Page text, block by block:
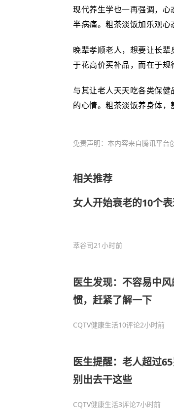
现代养生学也一再强调，
半病痛。粗茶淡饭加乐观心
晚辈孝顺老人，想要让长
于花高价买补品，而在于规
与其让老人天天吃各类保
的心情。粗茶淡饭养身体，
免责声明：本内容来自腾讯平台
相关推荐
女人开始衰老的10个
萃谷司21小时前
医生发现：不容易中
惯，赶紧了解一下
CQTV健康生活10评论2小时前
医生提醒：老人超过
别出去干这些
CQTV健康生活3评论7小时前